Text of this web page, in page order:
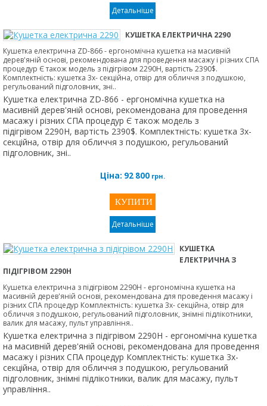
Детальніше
КУШЕТКА ЕЛЕКТРИЧНА 2290
Кушетка електрична ZD-866 - ергономічна кушетка на масивній
дерев'яній основі, рекомендована для проведення масажу і різних СПА
процедур Є також модель з підігрівом 2290H, вартість 2390$.
Комплектність: кушетка 3х- секційна, отвір для обличчя з подушкою,
регульований підголовник, зні..
Кушетка електрична ZD-866 - ергономічна кушетка на
масивній дерев'яній основі, рекомендована для проведення
масажу і різних СПА процедур Є також модель з
підігрівом 2290H, вартість 2390$. Комплектність: кушетка 3х-
секційна, отвір для обличчя з подушкою, регульований
підголовник, зні..
Ціна: 92 800 грн.
Детальніше
КУШЕТКА
ЕЛЕКТРИЧНА З
ПІДІГРІВОМ 2290H
Кушетка електрична з підігрівом 2290H - ергономічна кушетка на
масивній дерев'яній основі, рекомендована для проведення масажу і
різних СПА процедур Комплектність: кушетка 3х- секційна, отвір для
обличчя з подушкою, регульований підголовник, знімні підлікотники,
валик для масажу, пульт управління..
Кушетка електрична з підігрівом 2290H - ергономічна кушетка
на масивній дерев'яній основі, рекомендована для проведення
масажу і різних СПА процедур Комплектність: кушетка 3х-
секційна, отвір для обличчя з подушкою, регульований
підголовник, знімні підлікотники, валик для масажу, пульт
управління..